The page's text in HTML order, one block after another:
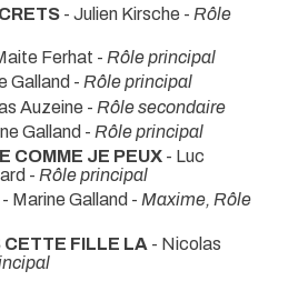
- Julien Kirsche - Rôle
Ferhat - Rôle principal
Galland - Rôle principal
Auzeine - Rôle secondaire
Galland - Rôle principal
COMME JE PEUX - Luc
- Rôle principal
- Marine Galland - Maxime, Rôle
CETTE FILLE LA - Nicolas